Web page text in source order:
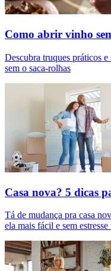
Como abrir vinho
Descubra truques práticos e
sem o saca-rolhas
Casa nova? 5 dicas
Tá de mudança pra casa
ela mais fácil e sem